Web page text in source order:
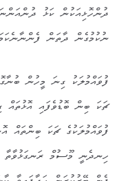
ދުންހޮޅިއަކުން ކަޅު
ނުކުމުގެން ދާތަން
ފުވައްމުލަކު ގިނަ މީހުން
ޗަކަ ބިން ބޮޑުވެފައި
ފުވައްމުލަކުގެ ޗަކަ ބިންތައް
ހިނދެނީ މޫސުމް